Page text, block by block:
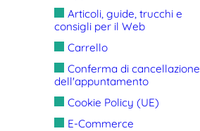
Articoli, guide, trucchi e
consigli per il Web
Carrello
Conferma di cancellazione
dell'appuntamento
Cookie Policy (UE)
E-Commerce